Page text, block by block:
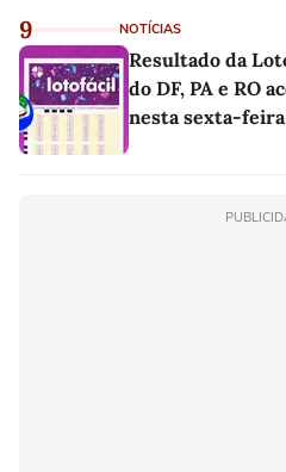
9 NOTÍCIAS
Resultado da
do DF, PA e RO
nesta sexta-feira